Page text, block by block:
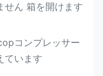
せん 箱を開けます
コンプレッサー
ています